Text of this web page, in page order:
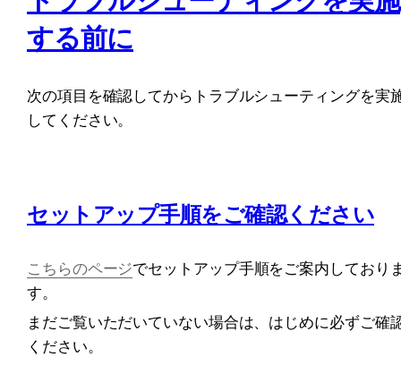
する前に
次の項目を確認してからトラブルシューティングを実
してください。
セットアップ手順をご確認ください
こちらのページでセットアップ手順をご案内しており
す。
まだご覧いただいていない場合は、はじめに必ずご確
ください。